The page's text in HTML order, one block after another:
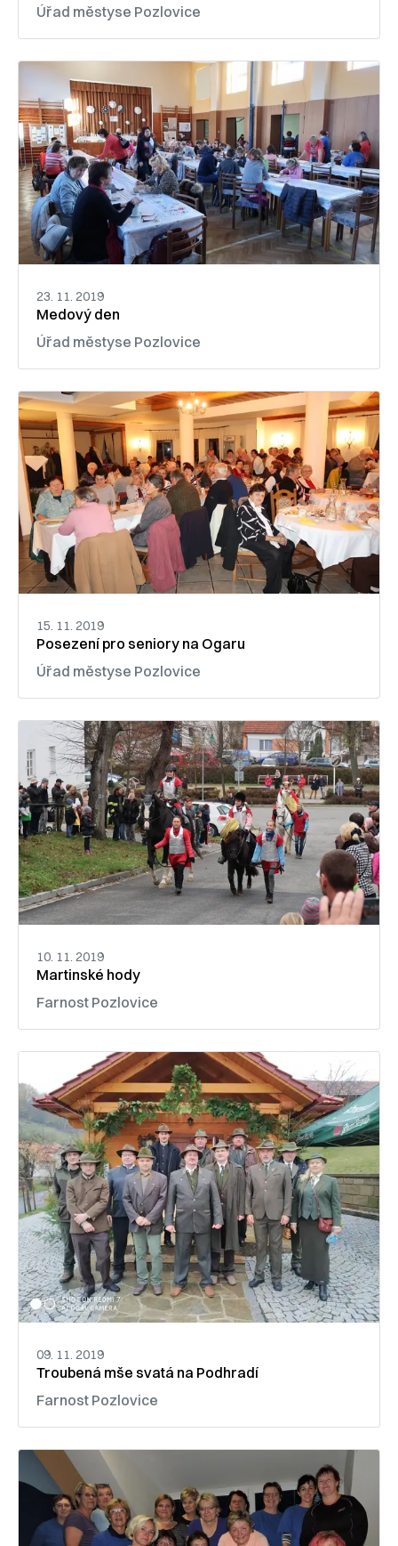
Úřad městyse Pozlovice
23. 11. 2019
Medový den
Úřad městyse Pozlovice
15. 11. 2019
Posezení pro seniory na Ogaru
Úřad městyse Pozlovice
10. 11. 2019
Martinské hody
Farnost Pozlovice
09. 11. 2019
Troubená mše svatá na Podhradí
Farnost Pozlovice